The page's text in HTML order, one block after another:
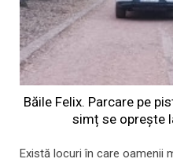
Băile Felix. Parcare pe
simț se oprește
Există locuri în care oamenii